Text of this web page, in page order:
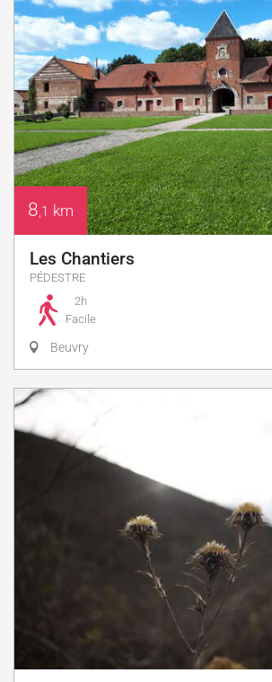
8,1 km
Les Chantiers
PÉDESTRE
2h
Facile
Beuvry